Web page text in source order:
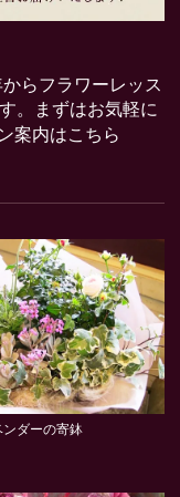
らフラワーレッス
。まずはお気軽に
案内はこちら
ンダーの寄鉢